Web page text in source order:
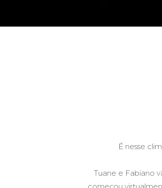
É nesse
Tuane e Fabiano